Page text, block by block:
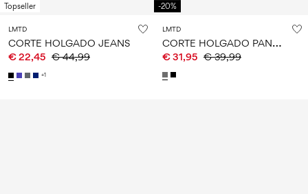
Topseller
LMTD
CORTE HOLGADO JEANS
€ 22,45 € 44,99
+1
-20%
LMTD
C
ORTE HOLGADO PANTALONES
€ 31,95 € 39,99